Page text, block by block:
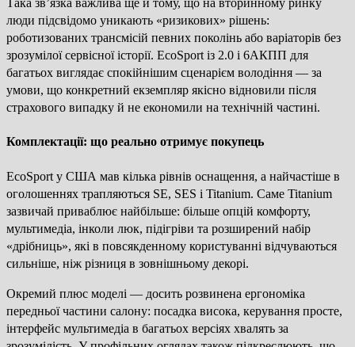
Така зв’язка важлива ще й тому, що на вторинному ринку
люди підсвідомо уникають «ризикових» рішень:
роботизованих трансмісій певних поколінь або варіаторів без
зрозумілої сервісної історії. EcoSport із 2.0 і 6АКПП для
багатьох виглядає спокійнішим сценарієм володіння — за
умови, що конкретний екземпляр якісно відновили після
страхового випадку й не економили на технічній частині.
Комплектації: що реально отримує покупець
EcoSport у США мав кілька рівнів оснащення, а найчастіше в
оголошеннях трапляються SE, SES і Titanium. Саме Titanium
зазвичай приваблює найбільше: більше опцій комфорту,
мультимедіа, інколи люк, підігріви та розширений набір
«дрібниць», які в повсякденному користуванні відчуваються
сильніше, ніж різниця в зовнішньому декорі.
Окремий плюс моделі — досить розвинена ергономіка
передньої частини салону: посадка висока, керування просте,
інтерфейс мультимедіа в багатьох версіях хвалять за